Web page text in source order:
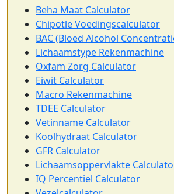
Beha Maat Calculator
Chipotle Voedingscalculator
BAC (Bloed Alcohol
Lichaamstype Rekenmachine
Oxfam Zorg Calculator
Eiwit Calculator
Macro Rekenmachine
TDEE Calculator
Vetinname Calculator
Koolhydraat Calculator
GFR Calculator
Lichaamsoppervlakte
IQ Percentiel Calculator